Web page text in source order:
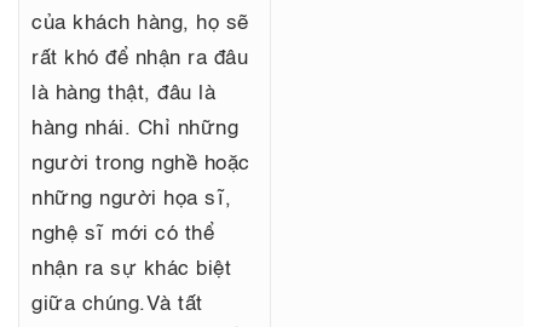
của khách hàng, họ sẽ
rất khó để nhận ra đâu
là hàng thật, đâu là
hàng nhái. Chỉ những
người trong nghề hoặc
những người họa sĩ,
nghệ sĩ mới có thể
nhận ra sự khác biệt
giữa chúng.Và tất